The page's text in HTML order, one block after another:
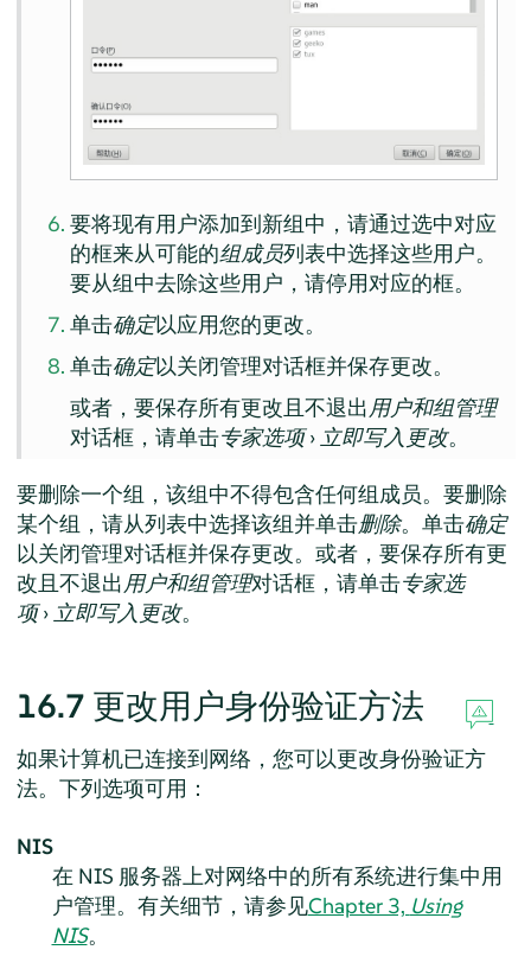
要将现有用户添加到新组中，请通过选中对应
的框来从可能的组成员列表中选择这些用户。
要从组中去除这些用户，请停用对应的框。
单击确定以应用您的更改。
单击确定以关闭管理对话框并保存更改。
或者，要保存所有更改且不退出用户和组管理
对话框，请单击专家选项› 立即写入更改。
要删除一个组，该组中不得包含任何组成员。要删除
某个组，请从列表中选择该组并单击删除。单击确定
以关闭管理对话框并保存更改。或者，要保存所有更
改且不退出用户和组管理对话框，请单击专家选
项› 立即写入更改。
16.7 更改用户身份验证方法
如果计算机已连接到网络，您可以更改身份验证方
法。下列选项可用：
NIS
在 NIS 服务器上对网络中的所有系统进行集中用
户管理。有关细节，请参见Chapter 3, Using
NIS。